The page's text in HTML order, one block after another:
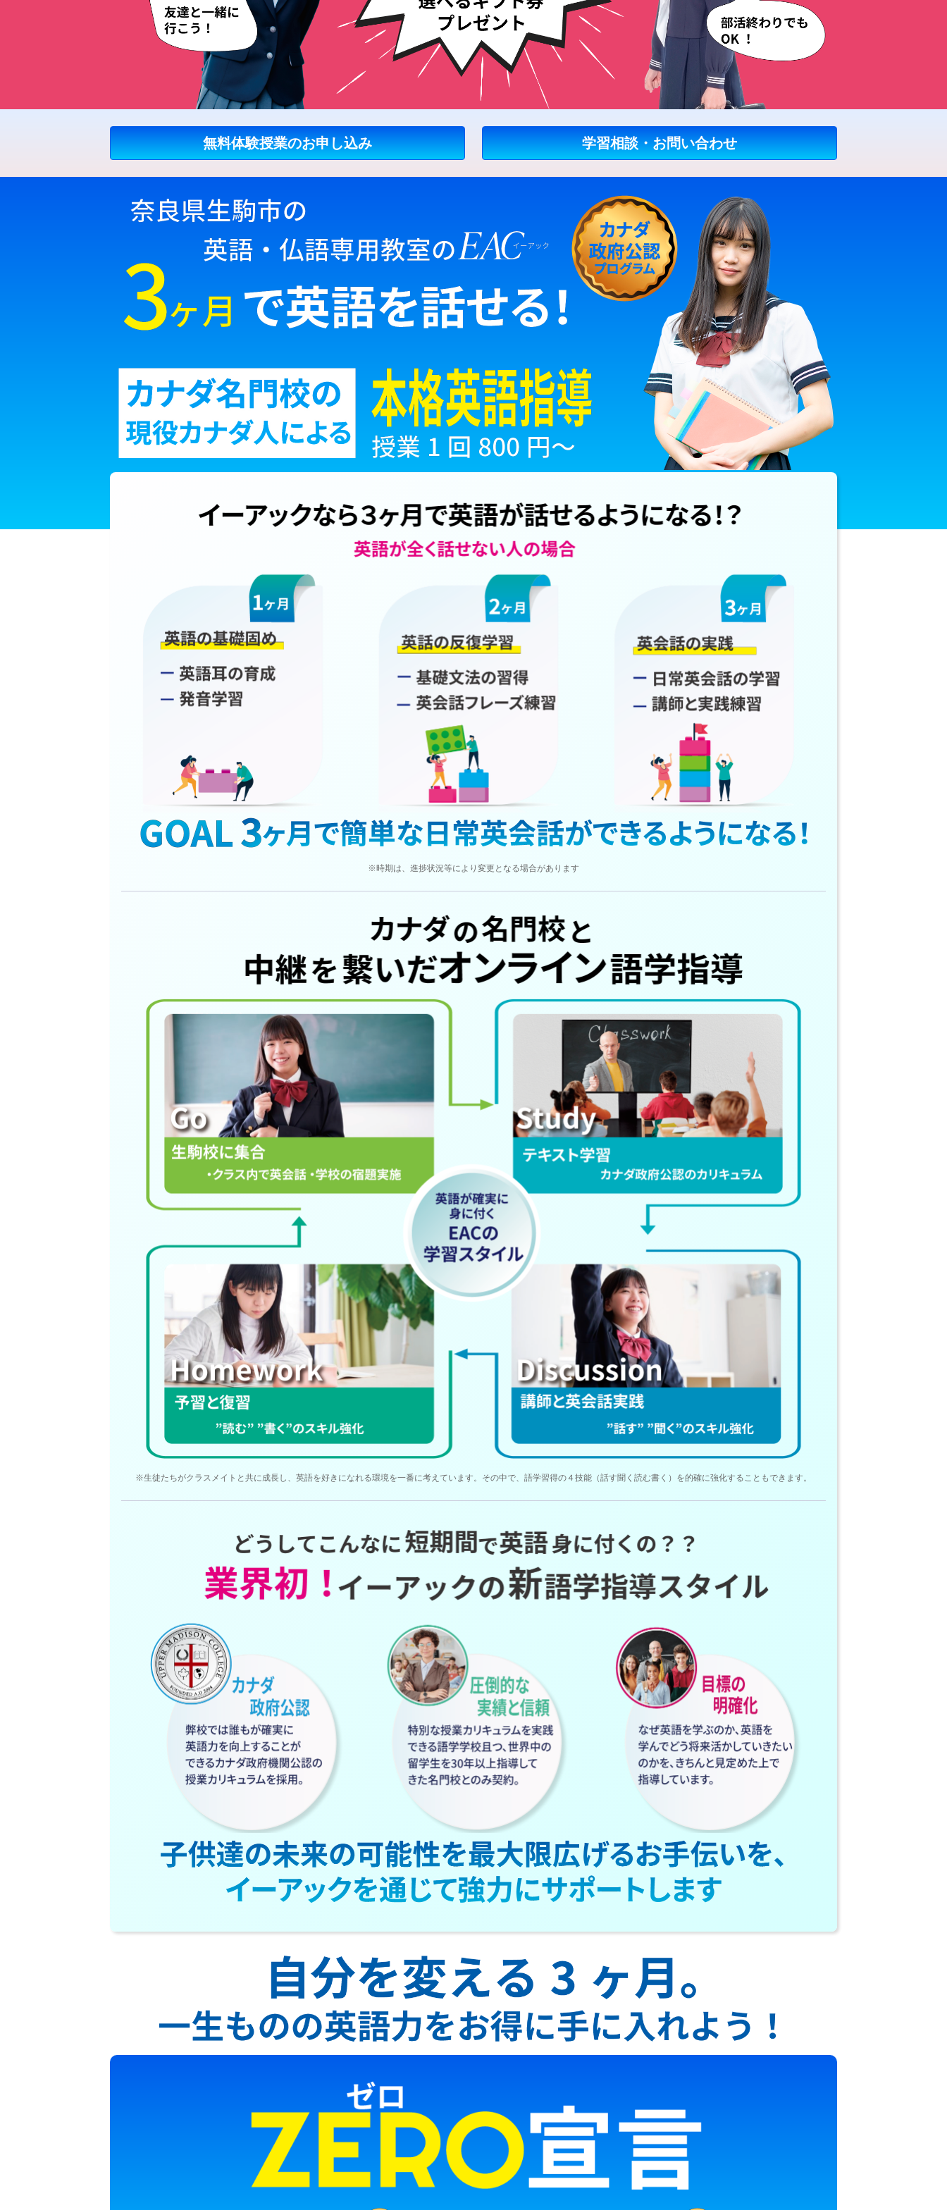
無料体験授業のお申し込み 学習相談・お問い合わせ
※時期は、進捗状況等により変更となる場合があります
※生徒たちがクラスメイトと共に成長し、英語を好きになれる環境を一番に考えています。その中で、語学習得の４技能（話す聞く読む書く）を的確に強化することもできます。